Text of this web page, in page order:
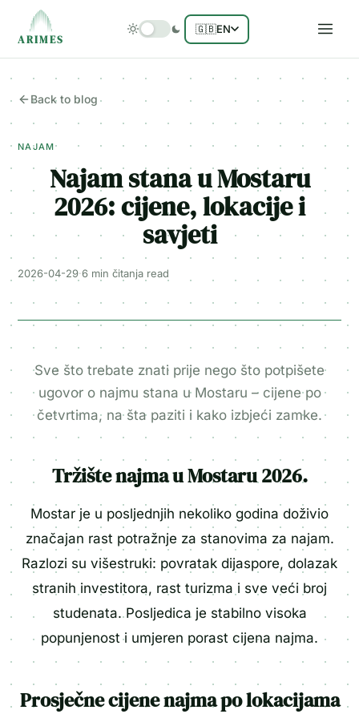
ARIMES
🇬🇧EN
Back to blog
NAJAM
Najam stana u Mostaru
2026: cijene, lokacije i
savjeti
2026-04-29·6 min čitanja read
Sve što trebate znati prije nego što potpišete
ugovor o najmu stana u Mostaru – cijene po
četvrtima, na šta paziti i kako izbjeći zamke.
Tržište najma u Mostaru 2026.
Mostar je u posljednjih nekoliko godina doživio
značajan rast potražnje za stanovima za najam.
Razlozi su višestruki: povratak dijaspore, dolazak
stranih investitora, rast turizma i sve veći broj
studenata. Posljedica je stabilno visoka
popunjenost i umjeren porast cijena najma.
Prosječne cijene najma po lokacijama